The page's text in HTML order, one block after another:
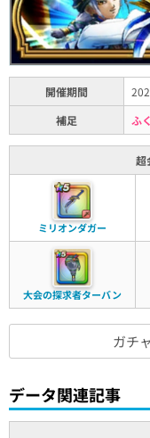
開催期間
補足
ふ
超
ミリオンダガー
大会の探求者ターバン
ガチ
データ関連記事